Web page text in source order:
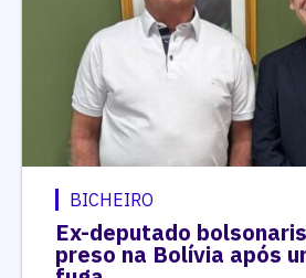
BICHEIRO
Ex-deputado
preso na Bolívia após